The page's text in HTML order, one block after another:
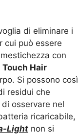
di eliminare i
cui può essere
con
Hair
Si possono così
residui che
osservare nel
ricaricabile,
Light non si